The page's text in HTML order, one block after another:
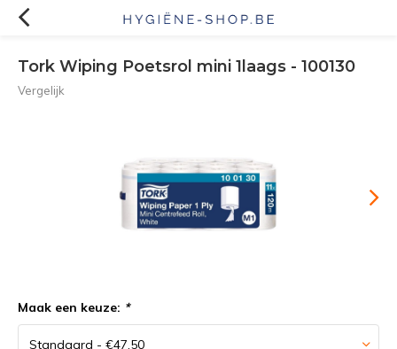
Tork Wiping Poetsrol mini 1laags - 100130
Vergelijk
Maak een keuze: *